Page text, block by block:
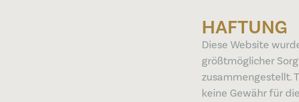
HAFTUNG
Diese Website
größtmöglicher
zusammengestellt.
keine Gewähr für